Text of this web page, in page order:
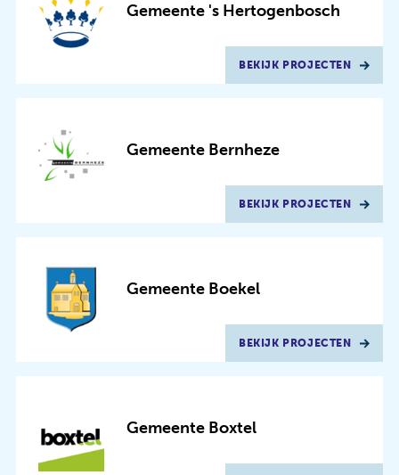
Gemeente 's Hertogenbosch
BEKIJK PROJECTEN
Gemeente Bernheze
BEKIJK PROJECTEN
Gemeente Boekel
BEKIJK PROJECTEN
Gemeente Boxtel